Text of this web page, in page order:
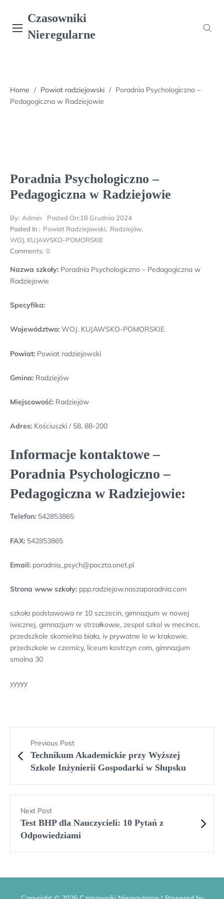
content
Czasowniki
Nieregularne
Home / Powiat radziejowski / Poradnia Psychologiczno –
Pedagogiczna w Radziejowie
Poradnia Psychologiczno –
Pedagogiczna w Radziejowie
By: Admin Posted On:18 Grudnia 2024
Posted In : Powiat Radziejowski, Radziejów,
WOJ. KUJAWSKO-POMORSKIE
Comments: 0
Nazwa szkoły: Poradnia Psychologiczno – Pedagogiczna w
Radziejowie
Specyfika:
Województwo: WOJ. KUJAWSKO-POMORSKIE
Powiat: Powiat radziejowski
Gmina: Radziejów
Miejscowość: Radziejów
Adres: Kościuszki / 58, 88-200
Informacje kontaktowe –
Poradnia Psychologiczno –
Pedagogiczna w Radziejowie:
Telefon: 542853865
FAX: 542853865
Email: poradnia_psych@poczta.onet.pl
Strona www szkoły: ppp.radziejow.naszaporadnia.com
szkoła podstawowa nr 10 szczecin, gimnazjum w nowej
iwicznej, gimnazjum w strzałkowie, zespol szkol w mecince,
przedszkole skomielna biała, iv prywatne lo w krakowie,
przedszkole w czernicy, liceum kostrzyn com, gimnazjum
smolna 30
yyyyy
Previous Post
Technikum Akademickie przy Wyższej
Szkole Inżynierii Gospodarki w Słupsku
Next Post
Test BHP dla Nauczycieli: 10 Pytań z
Odpowiedziami